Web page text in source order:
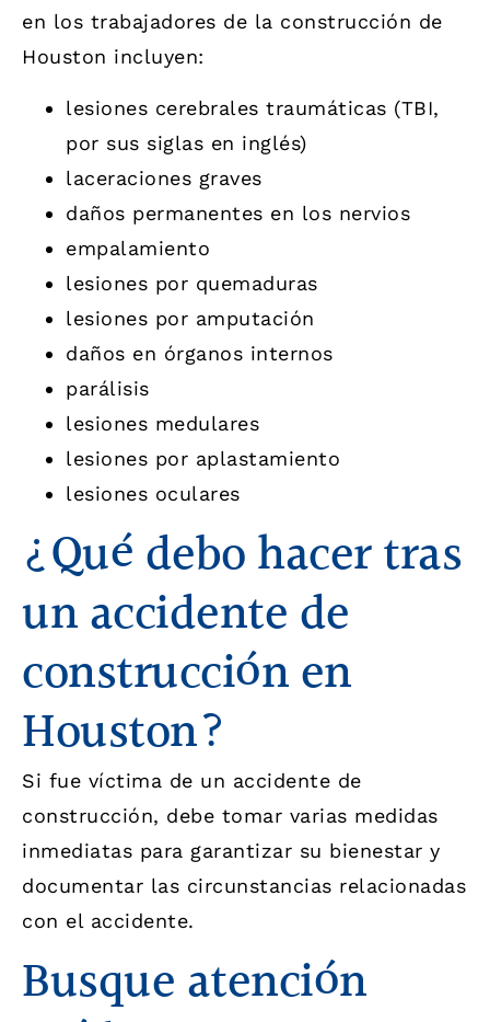
en los trabajadores de la construcción de
Houston incluyen:
lesiones cerebrales traumáticas (TBI,
por sus siglas en inglés)
laceraciones graves
daños permanentes en los nervios
empalamiento
lesiones por quemaduras
lesiones por amputación
daños en órganos internos
parálisis
lesiones medulares
lesiones por aplastamiento
lesiones oculares
¿Qué debo hacer tras
un accidente de
construcción en
Houston?
Si fue víctima de un accidente de
construcción, debe tomar varias medidas
inmediatas para garantizar su bienestar y
documentar las circunstancias relacionadas
con el accidente.
Busque atención